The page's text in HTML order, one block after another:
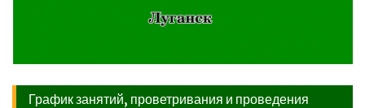
График занятий, проветривания и проведения